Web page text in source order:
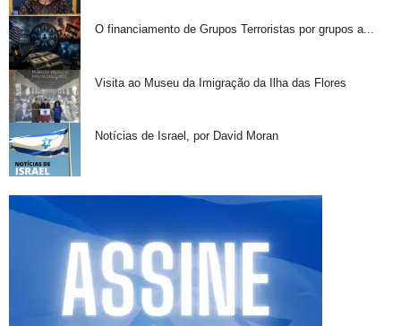
O financiamento de Grupos Terroristas por grupos a...
Visita ao Museu da Imigração da Ilha das Flores
Notícias de Israel, por David Moran